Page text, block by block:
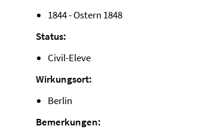
1844 - Ostern 1848
Status:
Civil-Eleve
Wirkungsort:
Berlin
Bemerkungen: